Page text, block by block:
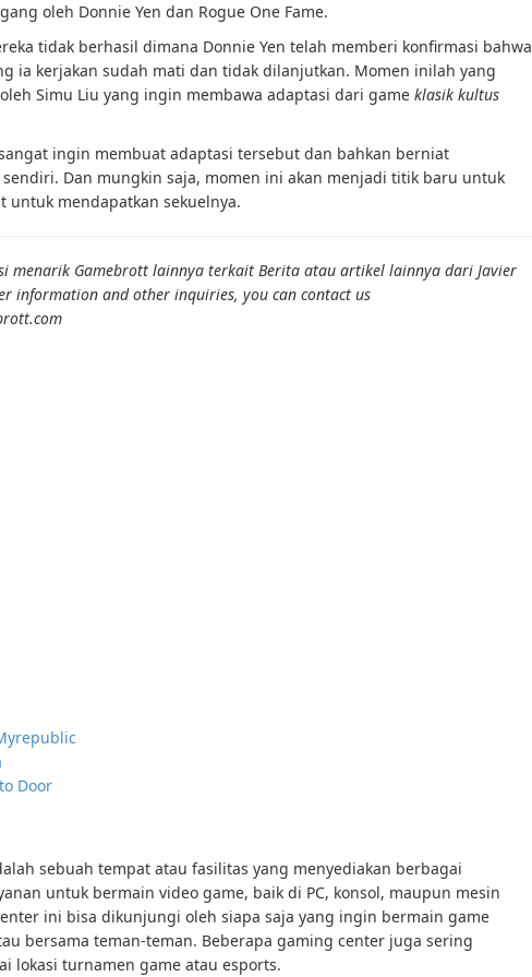
oleh Donnie Yen dan Rogue One Fame.
tidak berhasil dimana Donnie Yen telah memberi konfirmasi bahwa
ia kerjakan sudah mati dan tidak dilanjutkan. Momen inilah yang
Simu Liu yang ingin membawa adaptasi dari game klasik kultus
ingin membuat adaptasi tersebut dan bahkan berniat
Dan mungkin saja, momen ini akan menjadi titik baru untuk
untuk mendapatkan sekuelnya.
menarik Gamebrott lainnya terkait Berita atau artikel lainnya dari Javier
information and other inquiries, you can contact us
Door
sebuah tempat atau fasilitas yang menyediakan berbagai
untuk bermain video game, baik di PC, konsol, maupun mesin
ini bisa dikunjungi oleh siapa saja yang ingin bermain game
bersama teman-teman. Beberapa gaming center juga sering
lokasi turnamen game atau esports.